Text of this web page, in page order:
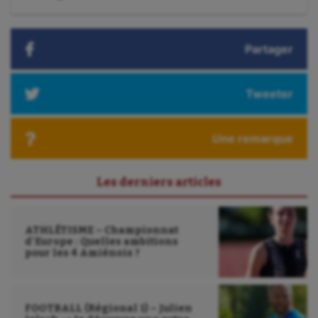
Moto
Omnisports
Outdoor
Parkour
Pétanque
Partager
Tweeter
Une remarque
Les derniers articles
ATHLÉTISME – Championnat
d’Europe : Quelles ambitions
pour les 4 Amiénois ?
FOOTBALL (Régional 1) – Julien